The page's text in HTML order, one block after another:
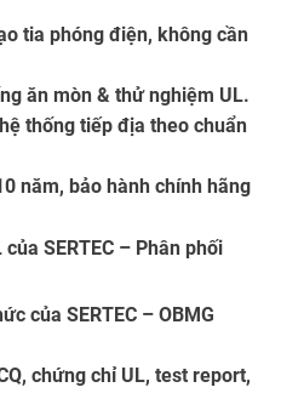
tia phóng điện, không cần
ăn mòn & thử nghiệm UL.
thống tiếp địa theo chuẩn
năm, bảo hành chính hãng
SERTEC – Phân phối
của SERTEC – OBMG
chứng chỉ UL, test report,